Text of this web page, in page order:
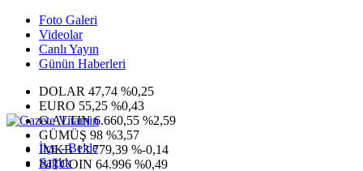
Foto Galeri
Videolar
Canlı Yayın
Günün Haberleri
DOLAR 47,74 %0,25
EURO 55,25 %0,43
G.ALTIN6.660,55 %2,59
GÜMÜŞ 98 %3,57
IMKB13.779,39 %-0,14
BITCOIN 64.996 %0,49
İlçe - Belde
Sağlık